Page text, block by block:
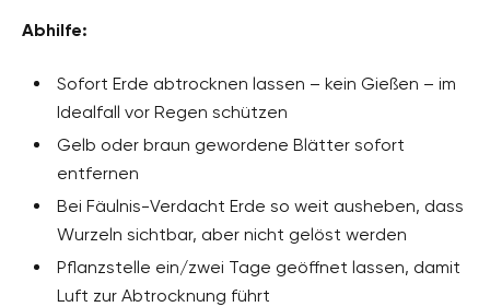
Abhilfe:
Sofort Erde abtrocknen lassen – kein Gießen – im
Idealfall vor Regen schützen
Gelb oder braun gewordene Blätter sofort
entfernen
Bei Fäulnis-Verdacht Erde so weit ausheben, dass
Wurzeln sichtbar, aber nicht gelöst werden
Pflanzstelle ein/zwei Tage geöffnet lassen, damit
Luft zur Abtrocknung führt